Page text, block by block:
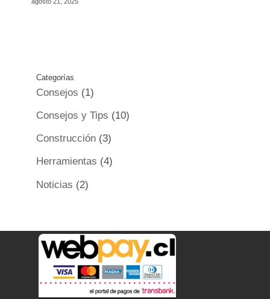
Categorías
Consejos (1)
Consejos y Tips (10)
Construcción (3)
Herramientas (4)
Noticias (2)